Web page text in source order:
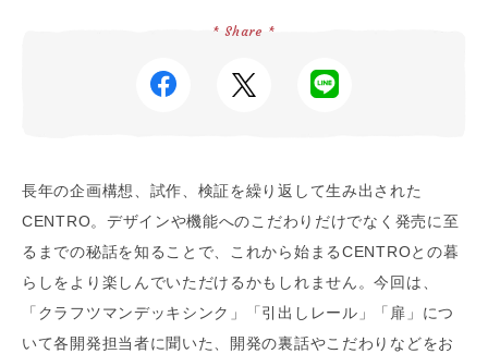
* Share *
長年の企画構想、試作、検証を繰り返して生み出された
CENTRO。デザインや機能へのこだわりだけでなく発売に至
るまでの秘話を知ることで、これから始まるCENTROとの暮
らしをより楽しんでいただけるかもしれません。今回は、
「クラフツマンデッキシンク」「引出しレール」「扉」につ
いて各開発担当者に聞いた、開発の裏話やこだわりなどをお